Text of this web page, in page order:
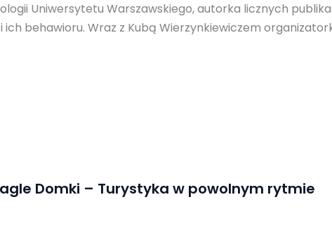
Uniwersytetu Warszawskiego, autorka licznych
ich behawioru. Wraz z Kubą Wierzynkiewiczem
Domki – Turystyka w powolnym rytmie